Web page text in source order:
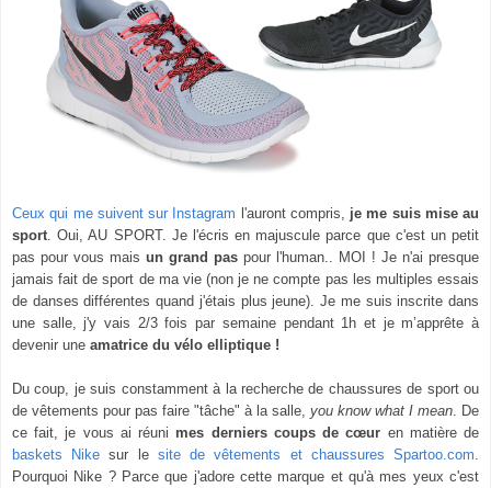
Ceux qui me suivent sur Instagram l'auront compris, je me suis mise au
sport . Oui, AU SPORT. Je l'écris en majuscule parce que c'est un petit
pas pour vous mais un grand pas pour l'human.. MOI ! Je n'ai presque
jamais fait de sport de ma vie (non je ne compte pas les multiples essais
de danses différentes quand j'étais plus jeune). Je me suis inscrite dans
une salle, j'y vais 2/3 fois par semaine pendant 1h et je m’apprête à
devenir une amatrice du vélo elliptique !
Du coup, je suis constamment à la recherche de chaussures de sport ou
de vêtements pour pas faire "tâche" à la salle, you know what I mean . De
ce fait, je vous ai réuni mes derniers coups de cœur en matière de
baskets Nike sur le site de vêtements et chaussures Spartoo.com
Pourquoi Nike ? Parce que j'adore cette marque et qu'à mes yeux c'est